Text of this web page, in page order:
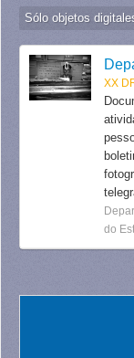
Sólo objetos
XX
do